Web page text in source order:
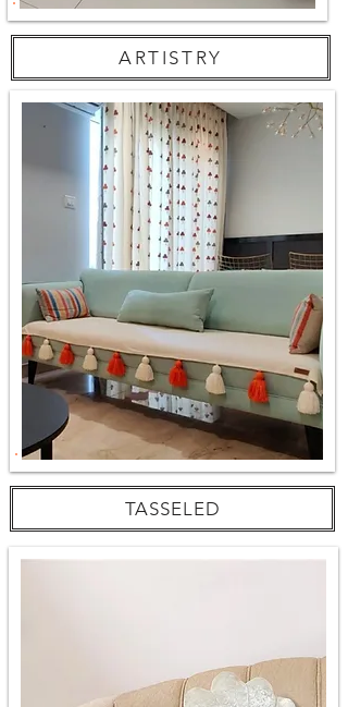
ARTISTRY
TASSELED